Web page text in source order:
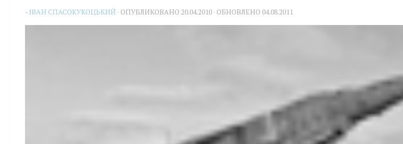
- IВАН СПАСОКУКОЦЬКИЙ · ОПУБЛИКОВАНО 20.04.2010 · ОБНОВЛЕНО 04.08.2011